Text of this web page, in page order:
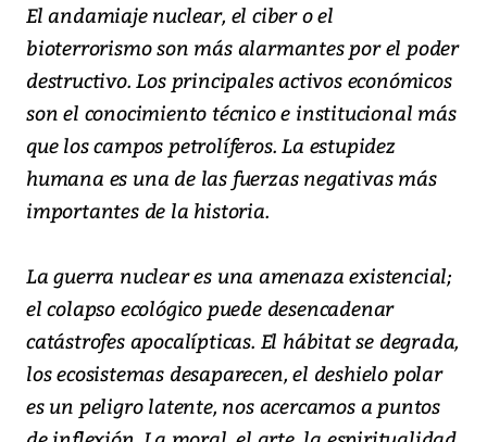
El andamiaje nuclear, el ciber o el
bioterrorismo son más alarmantes por el poder
destructivo. Los principales activos económicos
son el conocimiento técnico e institucional más
que los campos petrolíferos. La estupidez
humana es una de las fuerzas negativas más
importantes de la historia.
La guerra nuclear es una amenaza existencial;
el colapso ecológico puede desencadenar
catástrofes apocalípticas. El hábitat se degrada,
los ecosistemas desaparecen, el deshielo polar
es un peligro latente, nos acercamos a puntos